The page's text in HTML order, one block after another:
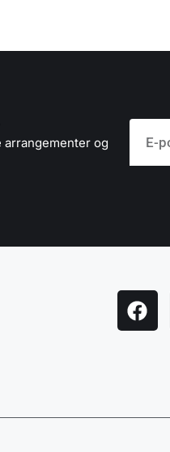
arrangementer og